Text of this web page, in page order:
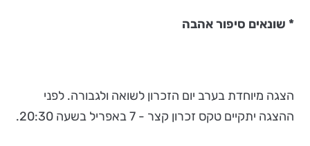
* שונאים סיפור אהבה
הצגה מיוחדת בערב יום הזכרון לשואה ולגבורה. לפני
ההצגה יתקיים טקס זכרון קצר - 7 באפריל בשעה 20:30.